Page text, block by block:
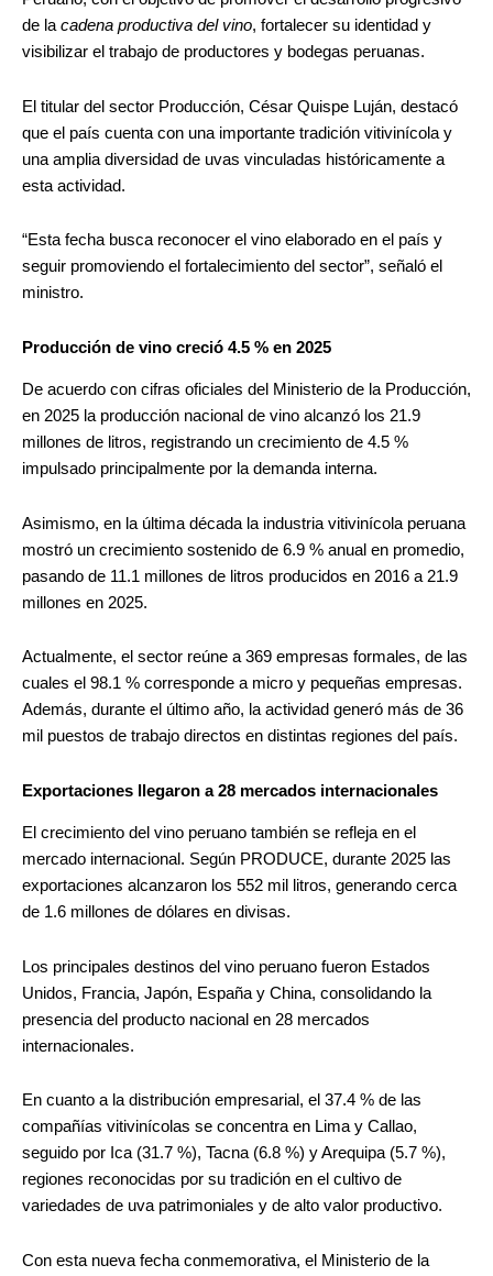
de lacadena productiva del vino, fortalecer su identidad y
visibilizar el trabajo de productores y bodegas peruanas.
El titular del sector Producción, César Quispe Luján, destacó
que el país cuenta con una importante tradición vitivinícola y
una amplia diversidad de uvas vinculadas históricamente a
esta actividad.
“Esta fecha busca reconocer el vino elaborado en el país y
seguir promoviendo el fortalecimiento del sector”, señaló el
ministro.
Producción de vino creció 4.5 % en 2025
De acuerdo con cifras oficiales del Ministerio de la Producción,
en 2025 la producción nacional de vino alcanzó los 21.9
millones de litros, registrando un crecimiento de 4.5 %
impulsado principalmente por la demanda interna.
Asimismo, en la última década la industria vitivinícola peruana
mostró un crecimiento sostenido de 6.9 % anual en promedio,
pasando de 11.1 millones de litros producidos en 2016 a 21.9
millones en 2025.
Actualmente, el sector reúne a 369 empresas formales, de las
cuales el 98.1 % corresponde a micro y pequeñas empresas.
Además, durante el último año, la actividad generó más de 36
mil puestos de trabajo directos en distintas regiones del país.
Exportaciones llegaron a 28 mercados internacionales
El crecimiento del vino peruano también se refleja en el
mercado internacional. Según PRODUCE, durante 2025 las
exportaciones alcanzaron los 552 mil litros, generando cerca
de 1.6 millones de dólares en divisas.
Los principales destinos del vino peruano fueron Estados
Unidos, Francia, Japón, España y China, consolidando la
presencia del producto nacional en 28 mercados
internacionales.
En cuanto a la distribución empresarial, el 37.4 % de las
compañías vitivinícolas se concentra en Lima y Callao,
seguido por Ica (31.7 %), Tacna (6.8 %) y Arequipa (5.7 %),
regiones reconocidas por su tradición en el cultivo de
variedades de uva patrimoniales y de alto valor productivo.
Con esta nueva fecha conmemorativa, el Ministerio de la